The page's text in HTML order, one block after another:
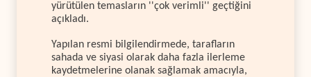
yürütülen temasların ''çok verimli'' geçtiğini
açıkladı.
Yapılan resmi bilgilendirmede, tarafların
sahada ve siyasi olarak daha fazla ilerleme
kaydetmelerine olanak sağlamak amacıyla,